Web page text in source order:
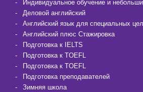
Индивидуальное обучение и
Деловой английский
Английский язык для специальных
Английский плюс Стажировка
Подготовка к IELTS
Подготовка к TOEFL
Подготовка к TOEFL
Подготовка преподавателей
Зимняя школа